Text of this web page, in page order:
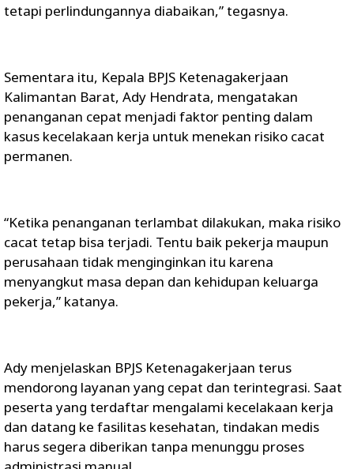
tetapi perlindungannya diabaikan,” tegasnya.
Sementara itu, Kepala BPJS Ketenagakerjaan
Kalimantan Barat, Ady Hendrata, mengatakan
penanganan cepat menjadi faktor penting dalam
kasus kecelakaan kerja untuk menekan risiko cacat
permanen.
“Ketika penanganan terlambat dilakukan, maka risiko
cacat tetap bisa terjadi. Tentu baik pekerja maupun
perusahaan tidak menginginkan itu karena
menyangkut masa depan dan kehidupan keluarga
pekerja,” katanya.
Ady menjelaskan BPJS Ketenagakerjaan terus
mendorong layanan yang cepat dan terintegrasi. Saat
peserta yang terdaftar mengalami kecelakaan kerja
dan datang ke fasilitas kesehatan, tindakan medis
harus segera diberikan tanpa menunggu proses